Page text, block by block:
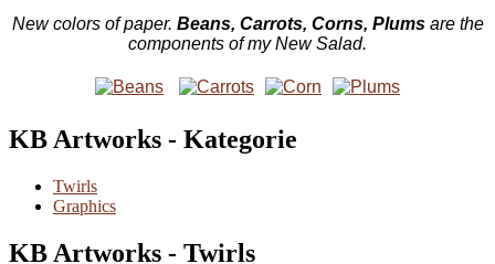
New colors of paper. Beans, Carrots, Corns, Plums are the
components of my New Salad.
KB Artworks - Kategorie
Twirls
Graphics
KB Artworks - Twirls